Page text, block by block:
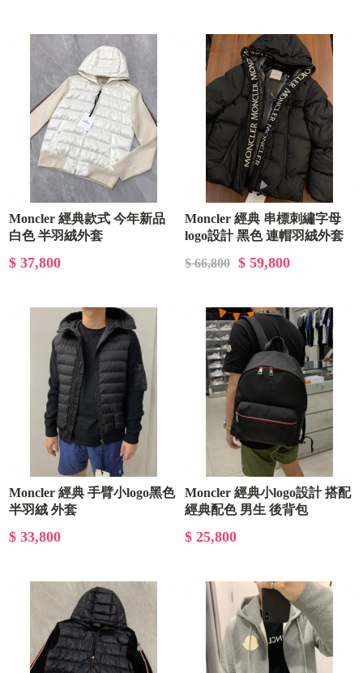
Moncler 經典款式 今年新品
白色 半羽絨外套
$ 37,800
Moncler 經典 串標刺繡字母
logo設計 黑色 連帽羽絨外套
$ 66,800
$ 59,800
Moncler 經典 手臂小logo黑色
半羽絨 外套
$ 33,800
Moncler 經典小logo設計 搭配
經典配色 男生 後背包
$ 25,800